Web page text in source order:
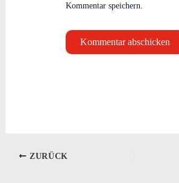
Kommentar speichern.
ZURÜCK